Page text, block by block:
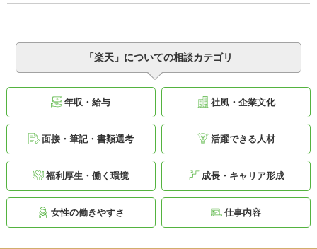
「楽天」についての相談カテゴリ
年収・給与 社風・企業文化
面接・筆記・書類選考 活躍できる人材
福利厚生・働く環境 成長・キャリア形成
女性の働きやすさ 仕事内容